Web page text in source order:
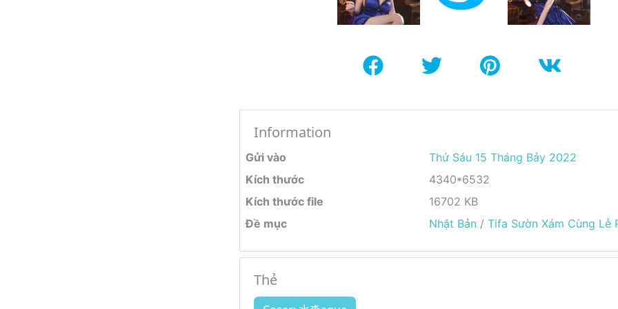
Information
Gửi vào
Thứ Sáu 15 Tháng Bảy 2022
Kích thước
4340*6532
Kích thước file
16702 KB
Đề mục
Nhật Bản / Tifa Sườn Xám Cùng Lễ
Thẻ